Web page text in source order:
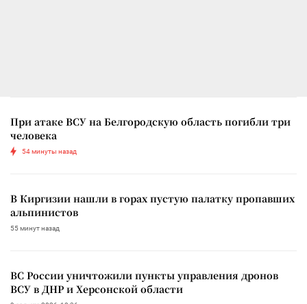
При атаке ВСУ на Белгородскую область погибли три
человека
54 минуты назад
В Киргизии нашли в горах пустую палатку пропавших
альпинистов
55 минут назад
ВС России уничтожили пункты управления дронов
ВСУ в ДНР и Херсонской области